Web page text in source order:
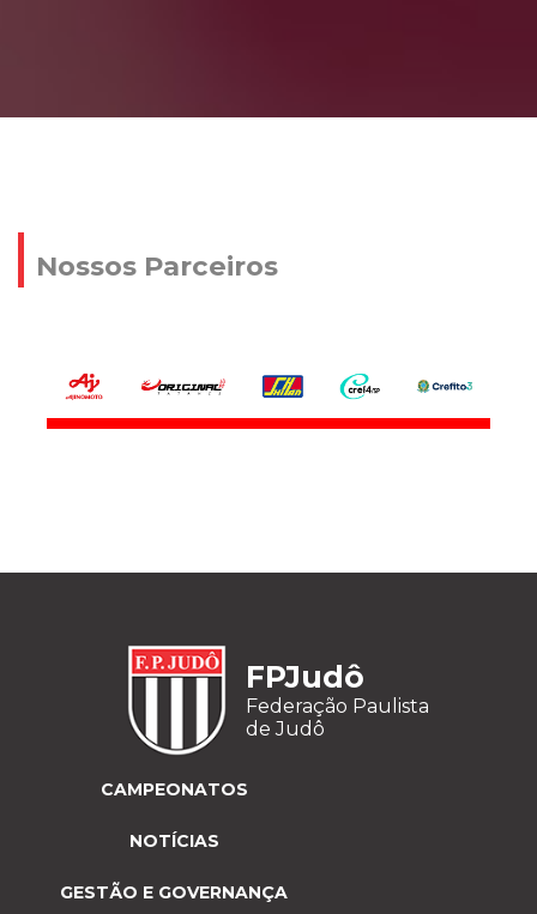
Nossos Parceiros
FPJudô
Federação Paulista
de Judô
CAMPEONATOS
NOTÍCIAS
GESTÃO E GOVERNANÇA